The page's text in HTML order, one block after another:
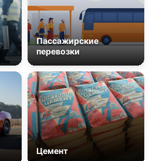
Пассажирские
перевозки
Цемент